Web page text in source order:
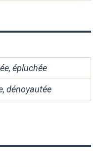
épluchée
dénoyautée